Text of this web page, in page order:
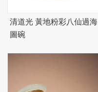
清道光 黃地粉彩八仙過海
圖碗